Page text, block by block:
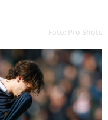
Foto: Pro Shots